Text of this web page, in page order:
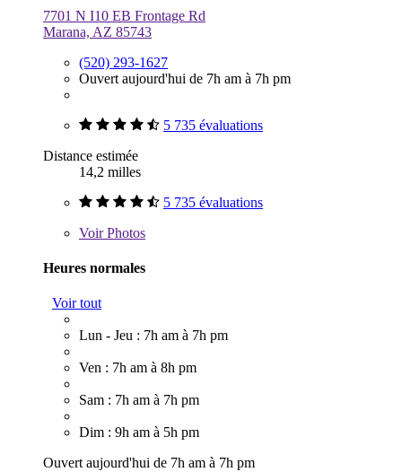
7701 N I10 EB Frontage Rd
Marana, AZ 85743
(520) 293-1627
Ouvert aujourd'hui de 7h am à 7h pm
5 735 évaluations
Distance estimée
14,2 milles
5 735 évaluations
VoirPhotos
Heures normales
Voir tout
Lun - Jeu : 7h am à 7h pm
Ven : 7h am à 8h pm
Sam : 7h am à 7h pm
Dim : 9h am à 5h pm
Ouvert aujourd'hui de 7h am à 7h pm